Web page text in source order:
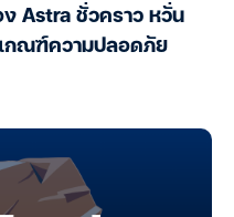
Astra ชั่วคราว หวั่น
เกณฑ์ความปลอดภัย